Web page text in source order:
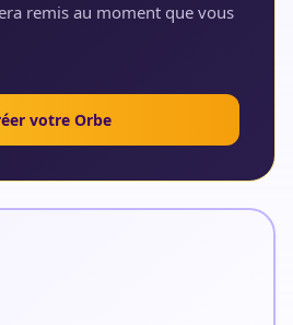
remis au moment que vous
votre Orbe